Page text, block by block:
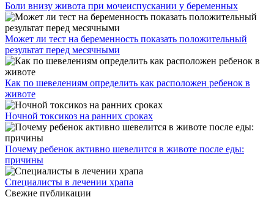
Боли внизу живота при мочеиспускании у беременных
Может ли тест на беременность показать положительный
результат перед месячными
Как по шевелениям определить как расположен ребенок в
животе
Ночной токсикоз на ранних сроках
Почему ребенок активно шевелится в животе после еды:
причины
Специалисты в лечении храпа
Свежие публикации